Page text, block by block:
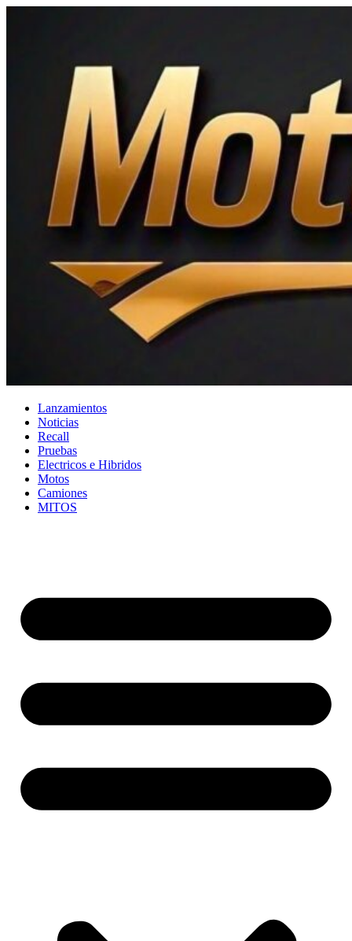
Lanzamientos
Noticias
Recall
Pruebas
Electricos e Hibridos
Motos
Camiones
MITOS